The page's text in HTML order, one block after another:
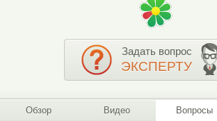
Задать вопрос
ЭКСПЕРТУ
Обзор Видео Вопросы